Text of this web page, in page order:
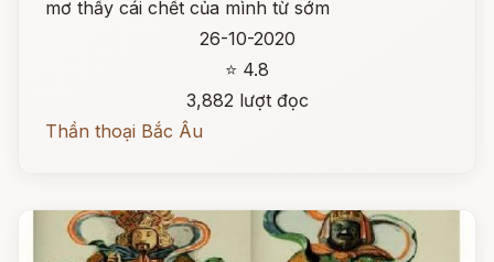
mơ thấy cái chết của mình từ sớm
26-10-2020
⭐ 4.8
3,882 lượt đọc
Thần thoại Bắc Âu